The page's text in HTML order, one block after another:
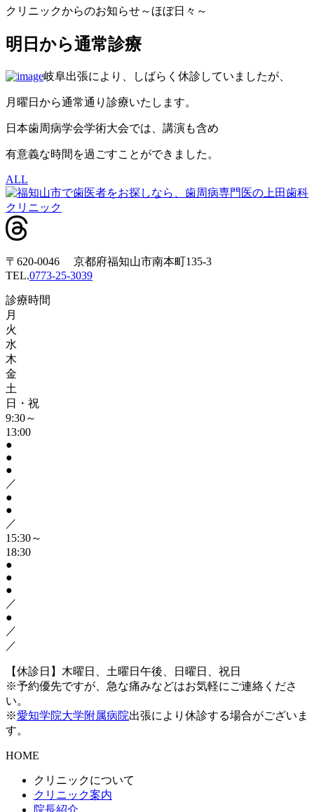
クリニックからのお知らせ～ほぼ日々～
明日から通常診療
岐阜出張により、しばらく休診していましたが、
月曜日から通常通り診療いたします。
日本歯周病学会学術大会では、講演も含め
有意義な時間を過ごすことができました。
ALL
〒620-0046 京都府福知山市南本町135-3
TEL.0773-25-3039
診療時間
月
火
水
木
金
土
日・祝
9:30～
13:00
●
●
●
／
●
●
／
15:30～
18:30
●
●
●
／
●
／
／
【休診日】木曜日、土曜日午後、日曜日、祝日
※予約優先ですが、急な痛みなどはお気軽にご連絡くださ
い。
※愛知学院大学附属病院出張により休診する場合がございま
す。
HOME
クリニックについて
クリニック案内
院長紹介